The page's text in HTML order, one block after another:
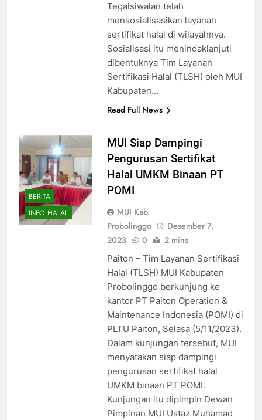
Tegalsiwalan telah
mensosialisasikan layanan
sertifikat halal di wilayahnya.
Sosialisasi itu menindaklanjuti
dibentuknya Tim Layanan
Sertifikasi Halal (TLSH) oleh MUI
Kabupaten…
Read Full News
BERITA
INFO HALAL
MUI Siap Dampingi
Pengurusan Sertifikat
Halal UMKM Binaan PT
POMI
MUI Kab.
Probolinggo
Desember 7,
2023
0 2 mins
Paiton – Tim Layanan Sertifikasi
Halal (TLSH) MUI Kabupaten
Probolinggo berkunjung ke
kantor PT Paiton Operation &
Maintenance Indonesia (POMI) di
PLTU Paiton, Selasa (5/11/2023).
Dalam kunjungan tersebut, MUI
menyatakan siap dampingi
pengurusan sertifikat halal
UMKM binaan PT POMI.
Kunjungan itu dipimpin Dewan
Pimpinan MUI Ustaz Muhamad